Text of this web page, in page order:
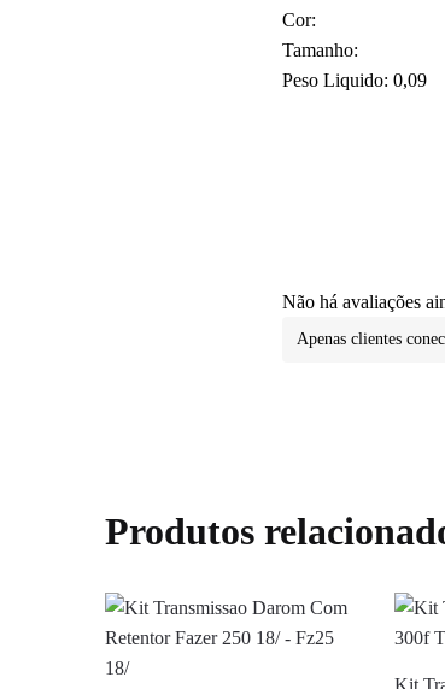
Cor:
Tamanho:
Peso Liquido: 0,09
Não há avaliações
Apenas clientes
Produtos